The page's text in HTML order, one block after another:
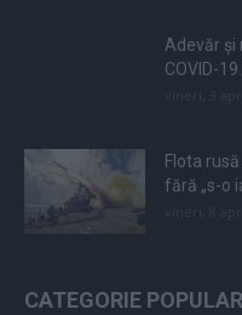
Adevăr și
COVID-
Flota
fără „s-o
CATEGORIE